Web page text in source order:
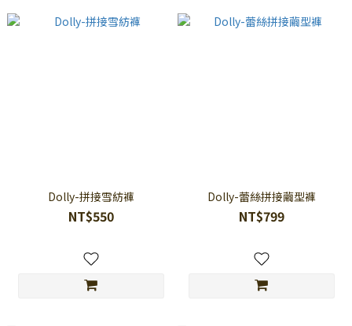
Dolly-拼接雪紡褲
NT$550
Dolly-蕾絲拼接繭型褲
NT$799